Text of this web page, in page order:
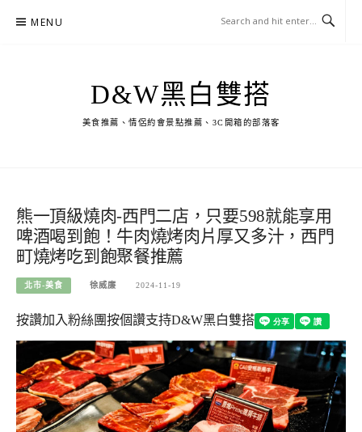
MENU
D&W黑白雙搭
美食推薦、情侶約會景點推薦、3C開箱的部落客
熊一頂級燒肉-西門二店，只要598就能享用
啤酒喝到飽！牛肉燒烤肉片厚又多汁，西門
町燒烤吃到飽聚餐推薦
北市-美食 徐威廉 2024-11-19
按讚加入粉絲團按個讚支持D&W黑白雙搭